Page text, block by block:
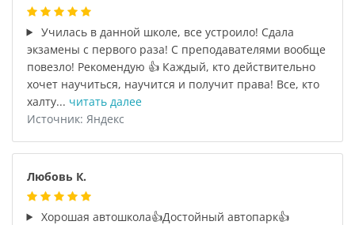
Училась в данной школе, все устроило! Сдала
экзамены с первого раза! С преподавателями вообще
повезло! Рекомендую 👍 Каждый, кто действительно
хочет научиться, научится и получит права! Все, кто
халту... читать далее
Источник: Яндекс
Любовь К.
Хорошая автошкола👍Достойный автопарк👍